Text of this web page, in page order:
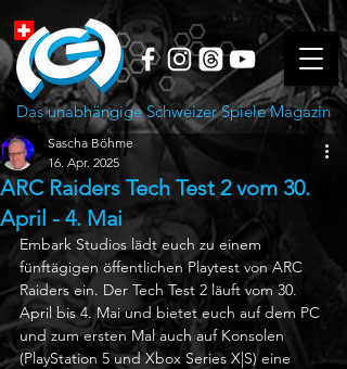
Das unabhängige Schweizer Spiele Magazin
ARC Raiders Tech Test 2 vom 30.
April - 4. Mai
Sascha Böhme
16. Apr. 2025
Embark Studios lädt euch zu einem
fünftägigen öffentlichen Playtest von ARC
Raiders ein. Der Tech Test 2 läuft vom 30.
April bis 4. Mai und bietet euch auf dem PC
und zum ersten Mal auch auf Konsolen
(PlayStation 5 und Xbox Series X|S) eine